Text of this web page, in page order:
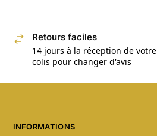
Retours faciles
14 jours à la réception de votre
colis pour changer d'avis
INFORMATIONS